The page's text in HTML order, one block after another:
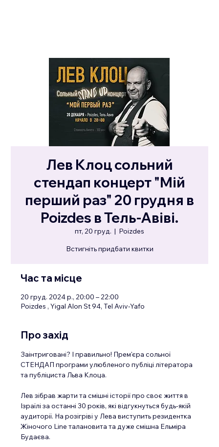
Лев Клоц сольний
стендап концерт "Мій
перший раз" 20 грудня в
Poizdes в Тель-Авіві.
пт, 20 груд.
  |
Poizdes
Встигніть придбати квитки
Час та місце
20 груд. 2024 р., 20:00 – 22:00
Poizdes , Yigal Alon St 94, Tel Aviv-Yafo
Про захід
Заінтриговані? І правильно! Прем'єра сольної
СТЕНДАП програми улюбленого публіці літератора
та публіциста Льва Клоца.
Лев зібрав жарти та смішні історії про своє життя в
Ізраїлі за останні 30 років, які відгукнуться будь-якій
аудиторії. На розігріві у Лева виступить резидентка
Жіночого Line талановита та дуже смішна Ельміра
Будаєва.